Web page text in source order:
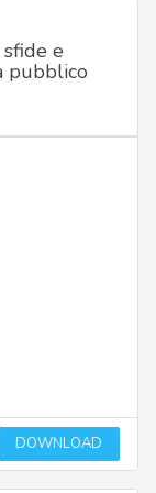
e
pubblico
DOWNLOAD